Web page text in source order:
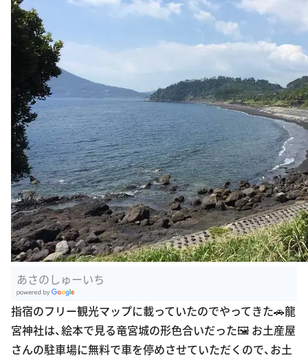
あさのしゅーいち
oogle Plac
es
指宿のフリー観光マップに載っていたのでやってきた🚗龍
宮神社は、絵本で見る竜宮城の形色合いだった🖼️ お土産屋
さんの駐車場に無料で車を停めさせていただくので、お土